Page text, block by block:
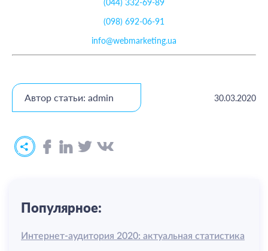
(044) 332-69-89
(098) 692-06-91
info@webmarketing.ua
Автор статьи: admin 30.03.2020
Популярное:
Интернет-аудитория 2020: актуальная статистика